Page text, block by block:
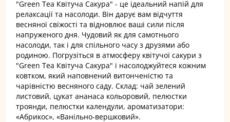
"Green Tea Квітуча Сакура" - це ідеальний напій для
релаксації та насолоди. Він дарує вам відчуття
весняної свіжості та відновлює ваші сили після
напруженого дня. Чудовий як для самотнього
насолоди, так і для спільного часу з друзями або
родиною. Погрузіться в атмосферу квітучої сакури з
"Green Tea Квітуча Сакура" і насолоджуйтеся кожним
ковтком, який наповнений витонченістю та
чарівністю весняного саду. Склад: чай зелений
листовий, цукат ананаса кольоровий, пелюстки
троянди, пелюстки календули, ароматизатори:
«Абрикос», «Ванільно-вершковий».